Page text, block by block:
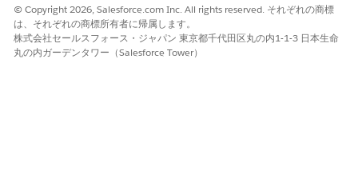
© Copyright 2026, Salesforce.com Inc. All rights reserved. それぞれの商標
は、それぞれの商標所有者に帰属します。
株式会社セールスフォース・ジャパン 東京都千代田区丸の内1-1-3 日本生命
丸の内ガーデンタワー（Salesforce Tower）